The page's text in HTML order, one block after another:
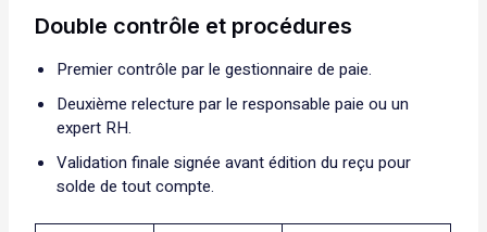
Double contrôle et procédures
Premier contrôle par le gestionnaire de paie.
Deuxième relecture par le responsable paie ou un
expert RH.
Validation finale signée avant édition du reçu pour
solde de tout compte.